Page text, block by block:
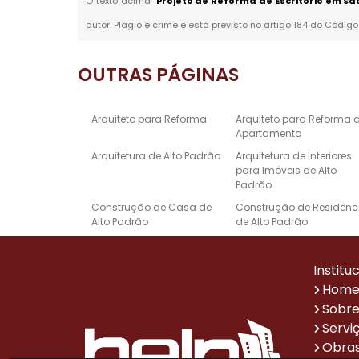
autor. Plágio é crime e está previsto no artigo 184 do Código
OUTRAS PÁGINAS
Arquiteto para Reforma
Arquiteto para Reforma
Apartamento
Arquitetura de Alto Padrão
Arquitetura de Interiores
para Imóveis de Alto
Padrão
Construção de Casa de
Alto Padrão
Construção de
de Alto Padrão
Casas de Alto Padrão
Padrão
Reforma de Escritório
Sistema de Automação
Empresa de Reformas
Home